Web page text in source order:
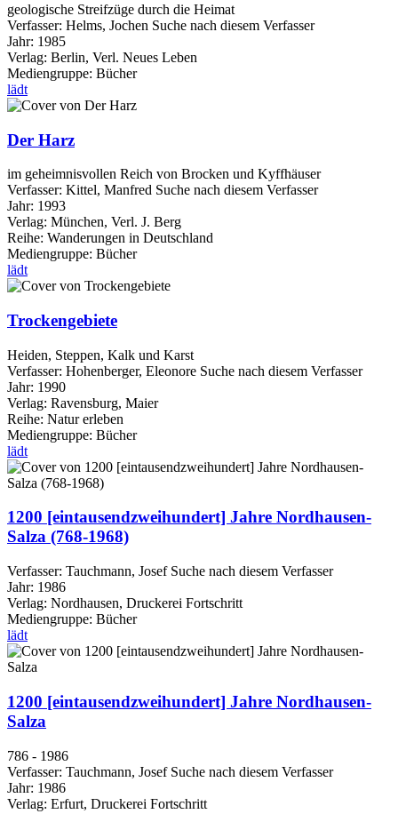
geologische Streifzüge durch die Heimat
Verfasser: Helms, Jochen Suche nach diesem Verfasser
Jahr: 1985
Verlag: Berlin, Verl. Neues Leben
Mediengruppe: Bücher
lädt
Der Harz
im geheimnisvollen Reich von Brocken und Kyffhäuser
Verfasser: Kittel, Manfred Suche nach diesem Verfasser
Jahr: 1993
Verlag: München, Verl. J. Berg
Reihe: Wanderungen in Deutschland
Mediengruppe: Bücher
lädt
Trockengebiete
Heiden, Steppen, Kalk und Karst
Verfasser: Hohenberger, Eleonore Suche nach diesem Verfasser
Jahr: 1990
Verlag: Ravensburg, Maier
Reihe: Natur erleben
Mediengruppe: Bücher
lädt
1200 [eintausendzweihundert] Jahre Nordhausen-
Salza (768-1968)
Verfasser: Tauchmann, Josef Suche nach diesem Verfasser
Jahr: 1986
Verlag: Nordhausen, Druckerei Fortschritt
Mediengruppe: Bücher
lädt
1200 [eintausendzweihundert] Jahre Nordhausen-
Salza
786 - 1986
Verfasser: Tauchmann, Josef Suche nach diesem Verfasser
Jahr: 1986
Verlag: Erfurt, Druckerei Fortschritt